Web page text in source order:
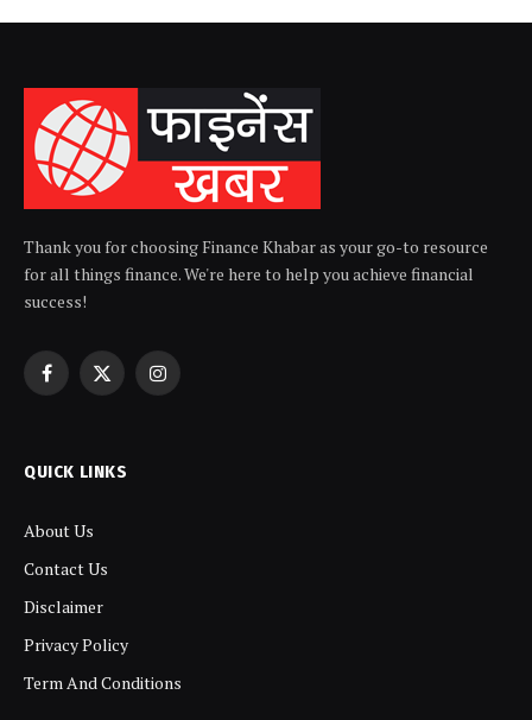
Thank you for choosing Finance Khabar as your go-to resource
for all things finance. We're here to help you achieve financial
success!
Facebook
X
Instagram
QUICK LINKS
About Us
Contact Us
Disclaimer
Privacy Policy
Term And Conditions